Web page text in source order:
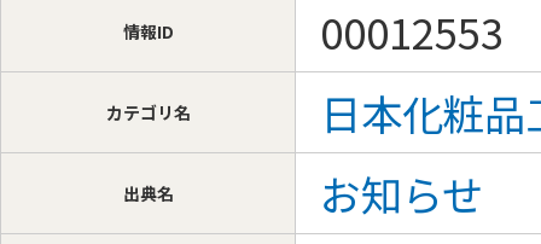
情報ID 00012553
カテゴリ名 日本化粧
出典名 お知らせ